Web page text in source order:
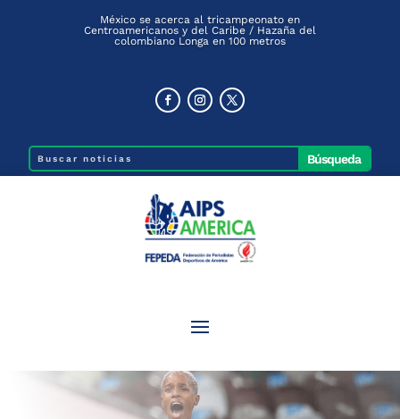
México se acerca al tricampeonato en
Centroamericanos y del Caribe / Hazaña del
colombiano Longa en 100 metros